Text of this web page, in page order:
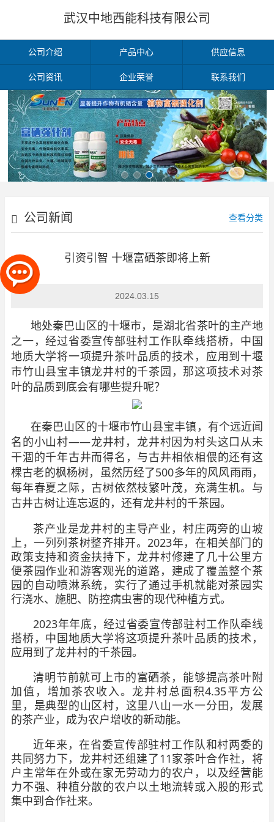
武汉中地西能科技有限公司
公司介绍 产品中心 供应信息
公司资讯 企业荣誉 联系我们
公司新闻 查看分类
引资引智 十堰富硒茶即将上新
2024.03.15
地处秦巴山区的十堰市，是湖北省茶叶的主产地
之一，经过省委宣传部驻村工作队牵线搭桥，中国
地质大学将一项提升茶叶品质的技术，应用到十堰
市竹山县宝丰镇龙井村的千茶园，那这项技术对茶
叶的品质到底会有哪些提升呢？
在秦巴山区的十堰市竹山县宝丰镇，有个远近闻
名的小山村——龙井村，龙井村因为村头这口从未
干涸的千年古井而得名，与古井相依相偎的还有这
棵古老的枫杨树，虽然历经了500多年的风风雨雨，
每年春夏之际，古树依然枝繁叶茂，充满生机。与
古井古树让连忘返的，还有龙井村的千茶园。
茶产业是龙井村的主导产业，村庄两旁的山坡
上，一列列茶树整齐排开。2023年，在相关部门的
政策支持和资金扶持下，龙井村修建了几十公里方
便茶园作业和游客观光的道路，建成了覆盖整个茶
园的自动喷淋系统，实行了通过手机就能对茶园实
行浇水、施肥、防控病虫害的现代种植方式。
2023年年底，经过省委宣传部驻村工作队牵线
搭桥，中国地质大学将这项提升茶叶品质的技术，
应用到了龙井村的千茶园。
清明节前就可上市的富硒茶，能够提高茶叶附
加值，增加茶农收入。龙井村总面积4.35平方公
里，是典型的山区村，这里八山一水一分田，发展
的茶产业，成为农户增收的新动能。
近年来，在省委宣传部驻村工作队和村两委的
共同努力下，龙井村还组建了11家茶叶合作社，将
户主常年在外或在家无劳动力的农户，以及经营能
力不强、种植分散的农户以土地流转或入股的形式
集中到合作社来。